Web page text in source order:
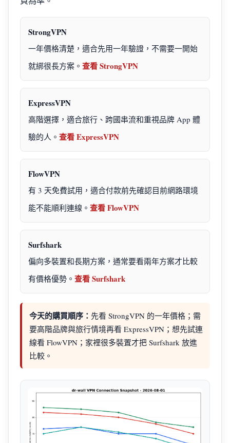
StrongVPN
一年價格清楚，適合先用一年驗證，不需要一開始
就綁很長方案。 查看 StrongVPN
ExpressVPN
高階選擇，適合旅行、跨國串流和重視品牌 App 體
驗的人。 查看 ExpressVPN
FlowVPN
有 3 天免費試用，適合付款前先確認目前網路環境
能不能順利連線。 查看 FlowVPN
Surfshark
偏向多裝置和長期方案，通常要看兩年方案才比較
有價格優勢。 查看 Surfshark
今天的購買順序： 先看 StrongVPN 的一年價格；需
要高階品牌與旅行情境再看 ExpressVPN；想先試連
線看 FlowVPN；家裡很多裝置才把 Surfshark 放進
比較。